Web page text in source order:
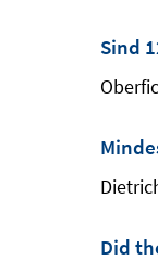
Sind
Did